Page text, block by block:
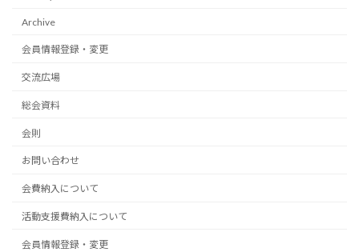
Archive
会員情報登録・変更
交流広場
総会資料
会則
お問い合わせ
会費納入について
活動支援費納入について
会員情報登録・変更